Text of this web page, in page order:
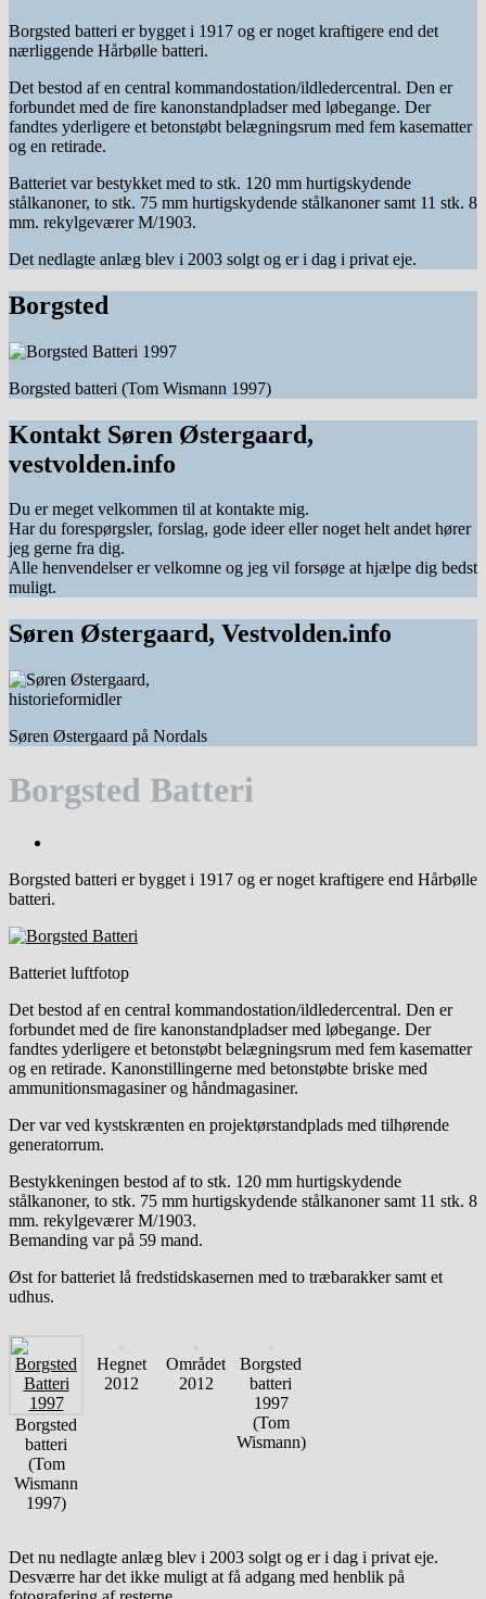
Borgsted batteri er bygget i 1917 og er noget kraftigere end det
nærliggende Hårbølle batteri.
Det bestod af en central kommandostation/ildledercentral. Den er
forbundet med de fire kanonstandpladser med løbegange. Der
fandtes yderligere et betonstøbt belægningsrum med fem kasematter
og en retirade.
Batteriet var bestykket med to stk. 120 mm hurtigskydende
stålkanoner, to stk. 75 mm hurtigskydende stålkanoner samt 11 stk. 8
mm. rekylgeværer M/1903.
Det nedlagte anlæg blev i 2003 solgt og er i dag i privat eje.
Borgsted
Borgsted batteri (Tom Wismann 1997)
Kontakt Søren Østergaard,
vestvolden.info
Du er meget velkommen til at kontakte mig.
Har du forespørgsler, forslag, gode ideer eller noget helt andet hører
jeg gerne fra dig.
Alle henvendelser er velkomne og jeg vil forsøge at hjælpe dig bedst
muligt.
Søren Østergaard, Vestvolden.info
Søren Østergaard på Nordals
Borgsted Batteri
Borgsted batteri er bygget i 1917 og er noget kraftigere end Hårbølle
batteri.
Batteriet luftfotop
Det bestod af en central kommandostation/ildledercentral. Den er
forbundet med de fire kanonstandpladser med løbegange. Der
fandtes yderligere et betonstøbt belægningsrum med fem kasematter
og en retirade. Kanonstillingerne med betonstøbte briske med
ammunitionsmagasiner og håndmagasiner.
Der var ved kystskrænten en projektørstandplads med tilhørende
generatorrum.
Bestykkeningen bestod af to stk. 120 mm hurtigskydende
stålkanoner, to stk. 75 mm hurtigskydende stålkanoner samt 11 stk. 8
mm. rekylgeværer M/1903.
Bemanding var på 59 mand.
Øst for batteriet lå fredstidskasernen med to træbarakker samt et
udhus.
Borgsted
batteri
(Tom
Wismann
1997)
Hegnet
2012
Området
2012
Borgsted
batteri
1997
(Tom
Wismann)
Det nu nedlagte anlæg blev i 2003 solgt og er i dag i privat eje.
Desværre har det ikke muligt at få adgang med henblik på